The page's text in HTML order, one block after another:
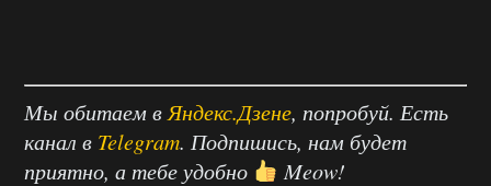
Мы обитаем в Яндекс.Дзене, попробуй. Есть
канал в Telegram. Подпишись, нам будет
приятно, а тебе удобно
Meow!